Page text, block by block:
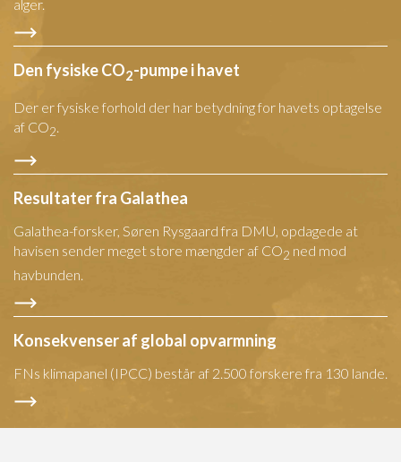
alger.
Den fysiske CO2-pumpe i havet
Der er fysiske forhold der har betydning for havets optagelse
af CO2.
Resultater fra Galathea
Galathea-forsker, Søren Rysgaard fra DMU, opdagede at
havisen sender meget store mængder af CO2 ned mod
havbunden.
Konsekvenser af global opvarmning
FNs klimapanel (IPCC) består af 2.500 forskere fra 130 lande.